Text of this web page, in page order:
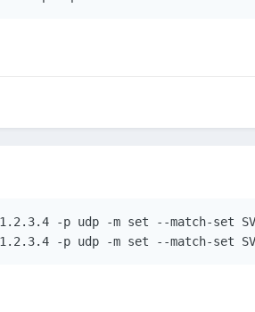
-p udp -m set --match-set
1.2.3.4 -p udp -m set --match-set